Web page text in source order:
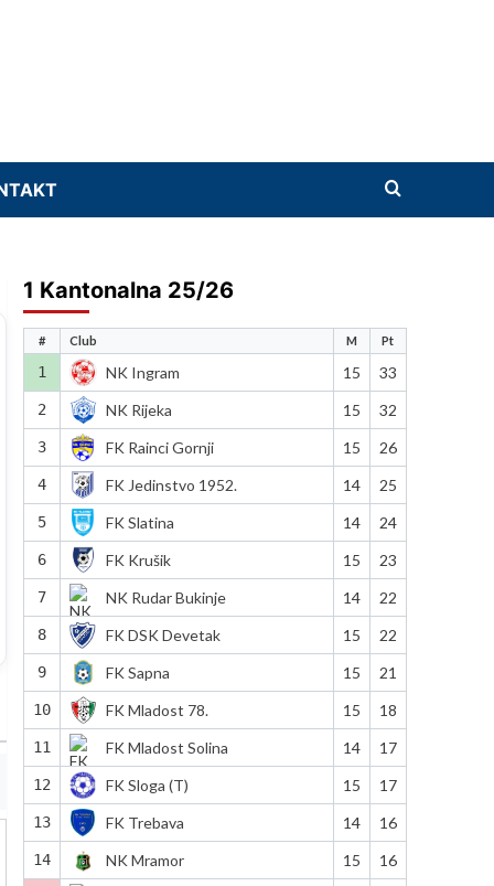
1 Kantonalna 25/26
# Club M Pt
1 NK Ingram 15 33
2 NK Rijeka 15 32
3 FK Rainci Gornji 15 26
4 FK Jedinstvo 1952. 14 25
5 FK Slatina 14 24
6 FK Krušik 15 23
7 NK Rudar Bukinje 14 22
8 FK DSK Devetak 15 22
9 FK Sapna 15 21
10 FK Mladost 78. 15 18
11 FK Mladost Solina 14 17
12 FK Sloga (T) 15 17
13 FK Trebava 14 16
14 NK Mramor 15 16